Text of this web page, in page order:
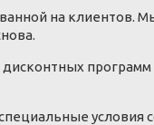
на
программ